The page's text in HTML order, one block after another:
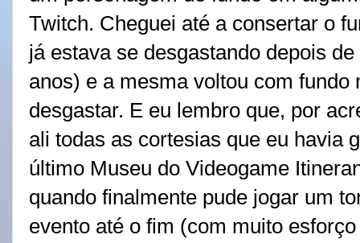
Twitch. Cheguei até a consertar o
já estava se desgastando depois
anos) e a mesma voltou com
desgastar. E eu lembro que, por
ali todas as cortesias que eu havia
último Museu do Videogame
quando finalmente pude jogar um
evento até o fim (com muito